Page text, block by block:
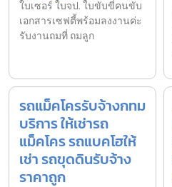
ใบเซอร์ ใบจป. ใบขับขี่คนขับ
เอกสารเซฟตี้พร้อมลงงานค่ะ
รับงานถมที่ ถมลูก
รถแม็คโครรับจ้างกทม
บริการ ให้เช่ารถ
แม็คโคร รถแบคโฮให้
เช่า รถขุดดินรับจ้าง
ราคาถูก